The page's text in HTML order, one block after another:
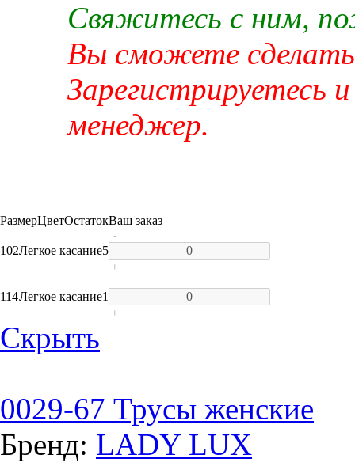
Свяжитесь с ним,
Вы сможете сделать
Зарегистрируетесь
менеджер.
РазмерЦветОстатокВаш заказ
102Легкое касание5
-
+
114Легкое касание1
-
+
Скрыть
0029-67 Трусы женские
Бренд: LADY LUX